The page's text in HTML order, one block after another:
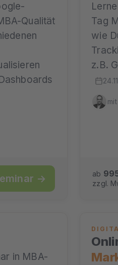
Qualität
→
Tag
wie
z.B.
ab
zzgl.
in MBA-